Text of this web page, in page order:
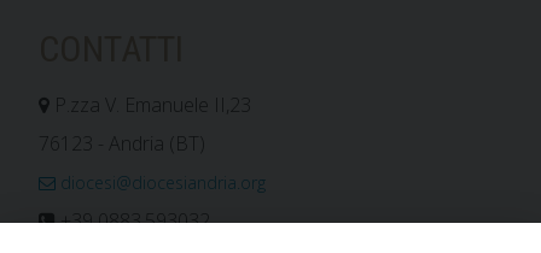
P.zza V. Emanuele II,23
76123 - Andria (BT)
diocesi@diocesiandria.org
+39 0883.593032